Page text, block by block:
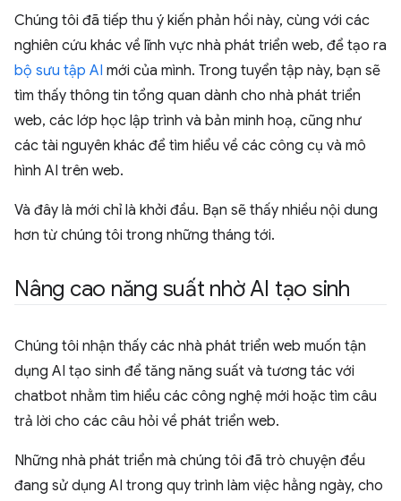
Chúng tôi đã tiếp thu ý kiến phản hồi này, cùng với các
nghiên cứu khác về lĩnh vực nhà phát triển web, để tạo ra
bộ sưu tập AI mới của mình. Trong tuyển tập này, bạn sẽ
tìm thấy thông tin tổng quan dành cho nhà phát triển
web, các lớp học lập trình và bản minh hoạ, cũng như
các tài nguyên khác để tìm hiểu về các công cụ và mô
hình AI trên web.
Và đây là mới chỉ là khởi đầu. Bạn sẽ thấy nhiều nội dung
hơn từ chúng tôi trong những tháng tới.
Nâng cao năng suất nhờ AI tạo sinh
Chúng tôi nhận thấy các nhà phát triển web muốn tận
dụng AI tạo sinh để tăng năng suất và tương tác với
chatbot nhằm tìm hiểu các công nghệ mới hoặc tìm câu
trả lời cho các câu hỏi về phát triển web.
Những nhà phát triển mà chúng tôi đã trò chuyện đều
đang sử dụng AI trong quy trình làm việc hằng ngày, cho